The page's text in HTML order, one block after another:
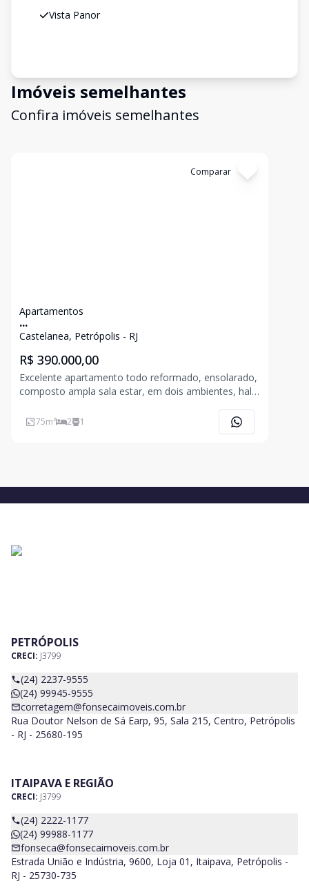
Vista Panor
Imóveis semelhantes
Confira imóveis semelhantes
Comparar
Apartamentos
...
Castelanea, Petrópolis - RJ
R$ 390.000,00
Excelente apartamento todo reformado, ensolarado,
composto ampla sala estar, em dois ambientes, hall
armário embutido, banheiro social, área de serviço,
75m² 2 1
PETRÓPOLIS
CRECI: J3799
(24) 2237-9555
(24) 99945-9555
corretagem@fonsecaimoveis.com.br
Rua Doutor Nelson de Sá Earp, 95, Sala 215, Centro, Petrópolis
- RJ - 25680-195
ITAIPAVA E REGIÃO
CRECI: J3799
(24) 2222-1177
(24) 99988-1177
fonseca@fonsecaimoveis.com.br
Estrada União e Indústria, 9600, Loja 01, Itaipava, Petrópolis -
RJ - 25730-735